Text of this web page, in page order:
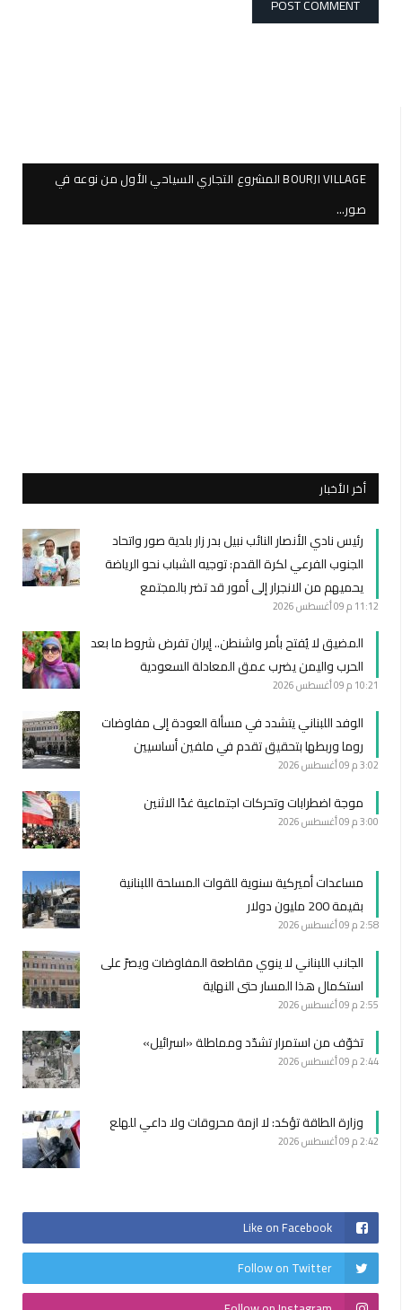
BOURJI VILLAGE المشروع التجاري السياحي الأول من نوعه في
صور…
أخر الأخبار
رئيس نادي الأنصار النائب نبيل بدر زار بلدية صور واتحاد
الجنوب الفرعي لكرة القدم: توجيه الشباب نحو الرياضة
يحميهم من الانجرار إلى أمور قد تضر بالمجتمع
11:12 م 09 أغسطس 2026
المضيق لا يُفتح بأمر واشنطن.. إيران تفرض شروط ما بعد
الحرب واليمن يضرب عمق المعادلة السعودية
10:21 م 09 أغسطس 2026
الوفد اللبناني يتشدد في مسألة العودة إلى مفاوضات
روما وربطها بتحقيق تقدم في ملفين أساسيين
3:02 م 09 أغسطس 2026
موجة اضطرابات وتحركات اجتماعية غدًا الاثنين
3:00 م 09 أغسطس 2026
مساعدات أميركية سنوية للقوات المسلحة اللبنانية
بقيمة 200 مليون دولار
2:58 م 09 أغسطس 2026
الجانب اللبناني لا ينوي مقاطعة المفاوضات ويصرّ على
استكمال هذا المسار حتى النهاية
2:55 م 09 أغسطس 2026
تخوّف من استمرار تشدّد ومماطلة «اسرائيل»
2:44 م 09 أغسطس 2026
وزارة الطاقة تؤكد: لا ازمة محروقات ولا داعي للهلع
2:42 م 09 أغسطس 2026
Like on Facebook
Follow on Twitter